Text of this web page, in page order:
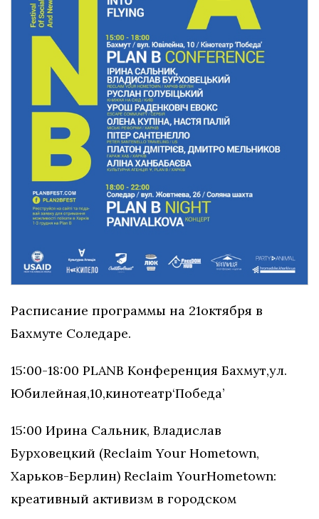
Расписание ​​программы​​ на​​ 21​​октября ​​в ​​
Бахмуте​​ ​​Соледаре.
15:00​​-​​18:00 ​​PLAN​​B​​ Конференция Бахмут​,​​ул.​​
Юбилейная,​​10,​​кинотеатр​​‘Победа’
15:00 ​​Ирина ​​Сальник,​​ Владислав ​​
Бурховецкий ​​(Reclaim ​​Your ​​Hometown,
Харьков-Берлин) Reclaim ​Your​​Hometown: ​​
креативный ​​активизм​​ в​​ городском ​​